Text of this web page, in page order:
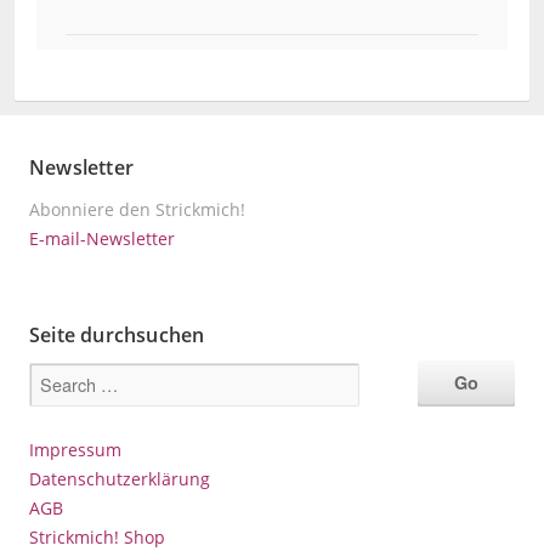
Newsletter
Abonniere den Strickmich!
E-mail-Newsletter
Seite durchsuchen
Impressum
Datenschutzerklärung
AGB
Strickmich! Shop